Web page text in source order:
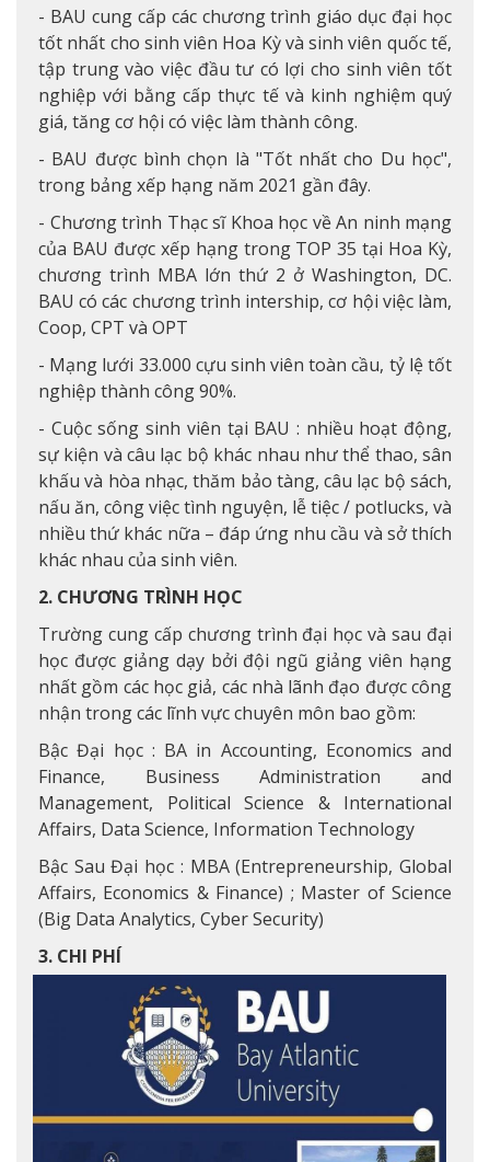
- BAU cung cấp các chương trình giáo dục đại học
tốt nhất cho sinh viên Hoa Kỳ và sinh viên quốc tế,
tập trung vào việc đầu tư có lợi cho sinh viên tốt
nghiệp với bằng cấp thực tế và kinh nghiệm quý
giá, tăng cơ hội có việc làm thành công.
- BAU được bình chọn là "Tốt nhất cho Du học",
trong bảng xếp hạng năm 2021 gần đây.
- Chương trình Thạc sĩ Khoa học về An ninh mạng
của BAU được xếp hạng trong TOP 35 tại Hoa Kỳ,
chương trình MBA lớn thứ 2 ở Washington, DC.
BAU có các chương trình intership, cơ hội việc làm,
Coop, CPT và OPT
- Mạng lưới 33.000 cựu sinh viên toàn cầu, tỷ lệ tốt
nghiệp thành công 90%.
- Cuộc sống sinh viên tại BAU : nhiều hoạt động,
sự kiện và câu lạc bộ khác nhau như thể thao, sân
khấu và hòa nhạc, thăm bảo tàng, câu lạc bộ sách,
nấu ăn, công việc tình nguyện, lễ tiệc / potlucks, và
nhiều thứ khác nữa – đáp ứng nhu cầu và sở thích
khác nhau của sinh viên.
2. CHƯƠNG TRÌNH HỌC
Trường cung cấp chương trình đại học và sau đại
học được giảng dạy bởi đội ngũ giảng viên hạng
nhất gồm các học giả, các nhà lãnh đạo được công
nhận trong các lĩnh vực chuyên môn bao gồm:
Bậc Đại học : BA in Accounting, Economics and
Finance, Business Administration and
Management, Political Science & International
Affairs, Data Science, Information Technology
Bậc Sau Đại học : MBA (Entrepreneurship, Global
Affairs, Economics & Finance) ; Master of Science
(Big Data Analytics, Cyber Security)
3. CHI PHÍ